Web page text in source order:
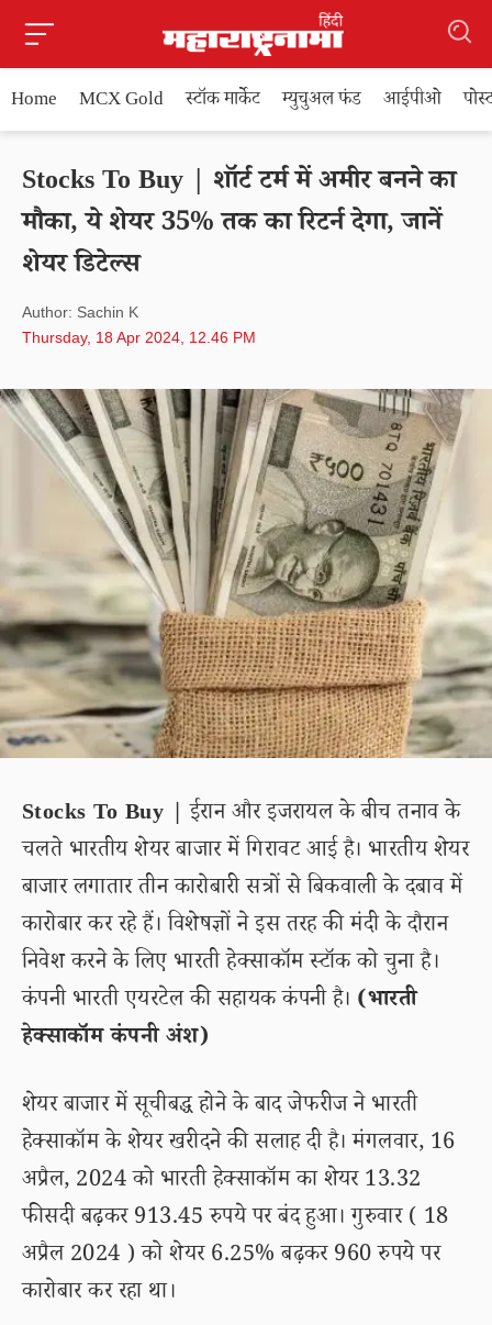
Home MCX Gold स्टॉक मार्केट म्युचुअल फंड आईपीओ
Stocks To Buy | शॉर्ट टर्म में अमीर बनने का
मौका, ये शेयर 35% तक का रिटर्न देगा, जानें
शेयर डिटेल्स
Author: Sachin K
Thursday, 18 Apr 2024, 12.46 PM
Stocks To Buy | ईरान और इजरायल के बीच तनाव के
चलते भारतीय शेयर बाजार में गिरावट आई है। भारतीय शेयर
बाजार लगातार तीन कारोबारी सत्रों से बिकवाली के दबाव में
कारोबार कर रहे हैं। विशेषज्ञों ने इस तरह की मंदी के दौरान
निवेश करने के लिए भारती हेक्साकॉम स्टॉक को चुना है।
कंपनी भारती एयरटेल की सहायक कंपनी है। (भारती
हेक्साकॉम कंपनी अंश)
शेयर बाजार में सूचीबद्ध होने के बाद जेफरीज ने भारती
हेक्साकॉम के शेयर खरीदने की सलाह दी है। मंगलवार, 16
अप्रैल, 2024 को भारती हेक्साकॉम का शेयर 13.32
फीसदी बढ़कर 913.45 रुपये पर बंद हुआ। गुरुवार ( 18
अप्रैल 2024 ) को शेयर 6.25% बढ़कर 960 रुपये पर
कारोबार कर रहा था।